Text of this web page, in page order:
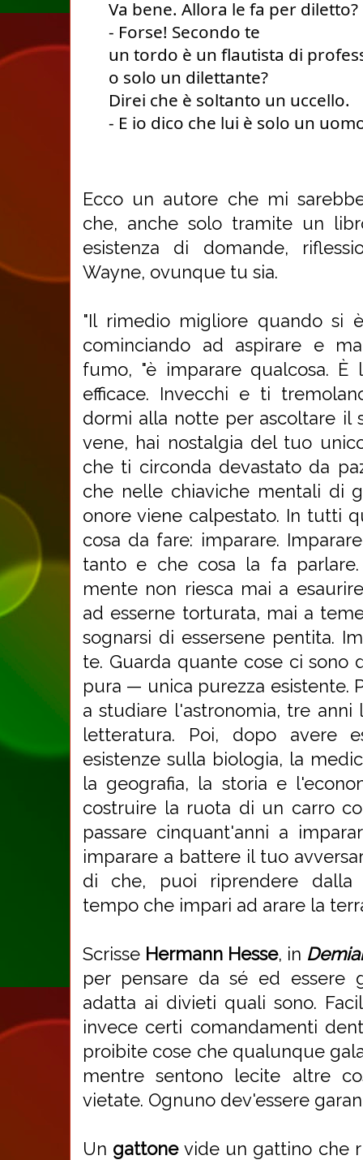
Va bene. Allora le fa per diletto?
- Forse! Secondo te
un tordo è un flautista di
o solo un dilettante?
Direi che è soltanto un uccello.
- E io dico che lui è solo un
Ecco un autore che mi
che, anche solo tramite un
esistenza di domande,
Wayne, ovunque tu sia.
"Il rimedio migliore quando si
cominciando ad aspirare e
fumo, "è imparare qualcosa. È
efficace. Invecchi e ti
dormi alla notte per ascoltare il
vene, hai nostalgia del tuo
che ti circonda devastato da
che nelle chiaviche mentali di
onore viene calpestato. In tutti
cosa da fare: imparare.
tanto e che cosa la fa
mente non riesca mai a
ad esserne torturata, mai a
sognarsi di essersene pentita.
te. Guarda quante cose ci sono
pura — unica purezza esistente.
a studiare l'astronomia, tre anni
letteratura. Poi, dopo avere
esistenze sulla biologia, la
la geografia, la storia e
costruire la ruota di un carro
passare cinquant'anni a
imparare a battere il tuo
di che, puoi riprendere dalla
tempo che impari ad arare la
Scrisse Hermann Hesse, in
per pensare da sé ed essere
adatta ai divieti quali sono.
invece certi comandamenti
proibite cose che qualunque
mentre sentono lecite altre
vietate. Ognuno dev'essere
Un gattonevide un gattino che